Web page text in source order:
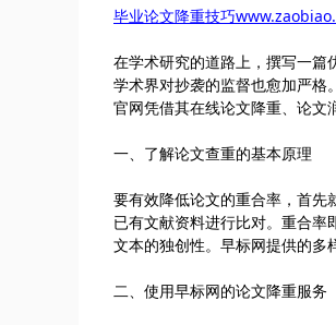
毕业论文降重技巧
在学术研究的道路上，撰写一篇
学术界对抄袭的监督也愈加严格
官网凭借其在线论文降重、论文
一、了解论文查重的基本原理
要有效降低论文的重合率，首先
已有文献资料进行比对。重合
文本的独创性。早标网提供的多
二、使用早标网的论文降重服务